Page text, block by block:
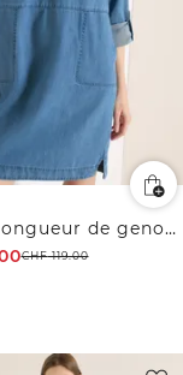
Robe à longueur de genou en look denim
CHF119.00